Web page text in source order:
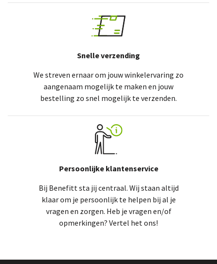
Snelle verzending
We streven ernaar om jouw winkelervaring zo
aangenaam mogelijk te maken en jouw
bestelling zo snel mogelijk te verzenden.
Persoonlijke klantenservice
Bij Benefitt sta jij centraal. Wij staan altijd
klaar om je persoonlijk te helpen bij al je
vragen en zorgen. Heb je vragen en/of
opmerkingen? Vertel het ons!